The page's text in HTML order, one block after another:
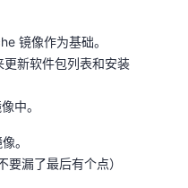
镜像作为基础。
新软件包列表和安装
中。
。
了最后有个点）